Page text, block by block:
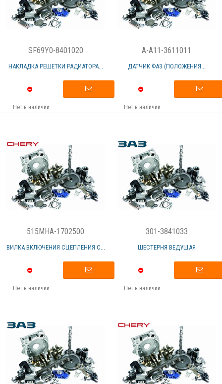
SF69Y0-8401020
НАКЛАДКА РЕШЕТКИ РАДИАТОРА...
Нет в наличии
A-A11-3611011
ДАТЧИК ФАЗ (ПОЛОЖЕНИЯ...
Нет в наличии
515MHA-1702500
ВИЛКА ВКЛЮЧЕНИЯ СЦЕПЛЕНИЯ С...
Нет в наличии
301-3841033
ШЕСТЕРНЯ ВЕДУЩАЯ
Нет в наличии